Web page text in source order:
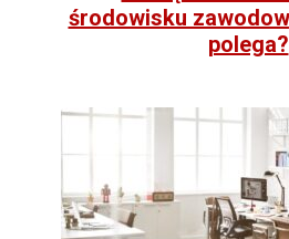
środowisku
polega?